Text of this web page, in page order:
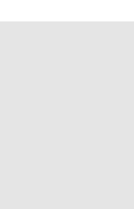
SANTOS